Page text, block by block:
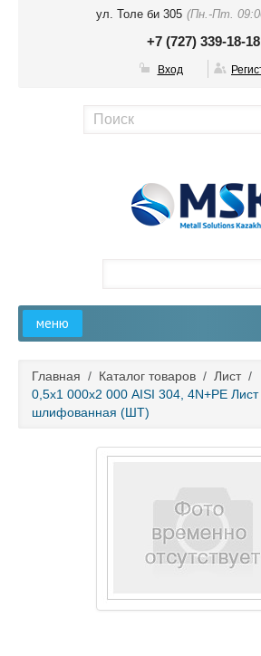
ул. Толе би 305 (Пн.-Пт.
+7 (727) 339-18-18
Вход
меню
О компании
Каталог товаров
Главная / Каталог товаров / Лист /
0,5х1 000х2 000 AISI 304, 4N+PE
шлифованная (ШТ)